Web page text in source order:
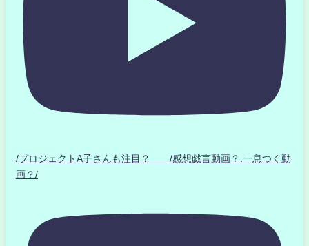
/プロジェクトA子さんも注目？ /感想戯言動画？.一息つく動
画？/